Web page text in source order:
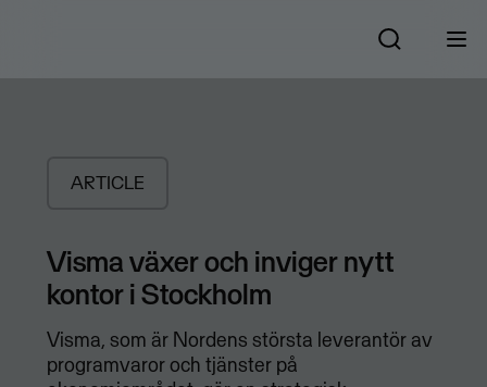
ARTICLE
Visma växer och inviger nytt
kontor i Stockholm
Visma, som är Nordens största leverantör av
programvaror och tjänster på